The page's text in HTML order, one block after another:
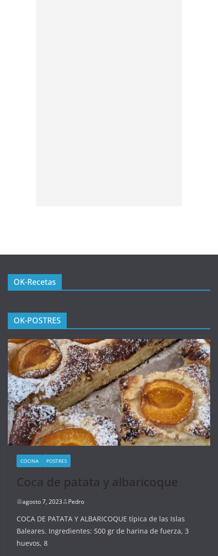
OK-Recetas
OK-POSTRES
COCINA POSTRES
Coca de patata y albaricoque
agosto 7, 2023 Pedro
COCA DE PATATA Y ALBARICOQUE típica de las Islas
Baleares. Ingredientes: 500 gr de harina de fuerza, 3
huevos, 8